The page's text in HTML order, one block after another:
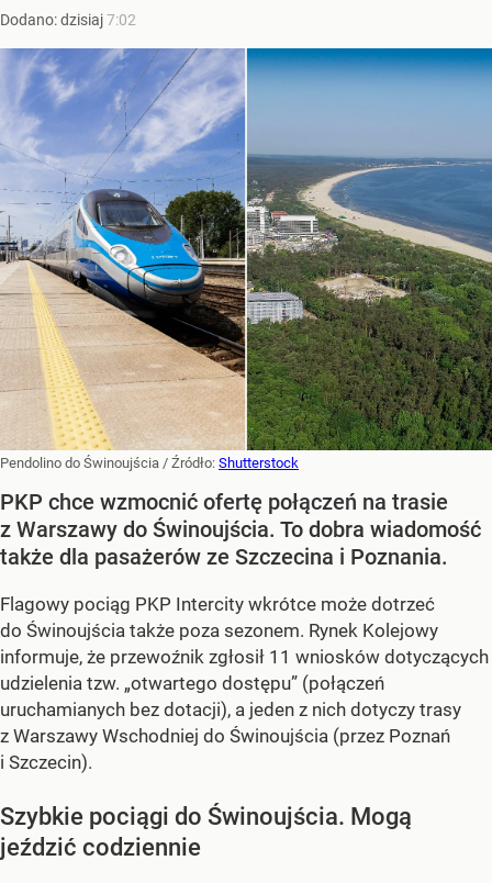
Dodano:dzisiaj7:02
Pendolino do Świnoujścia / Źródło: Shutterstock
PKP chce wzmocnić ofertę połączeń na trasie
z Warszawy do Świnoujścia. To dobra wiadomość
także dla pasażerów ze Szczecina i Poznania.
Flagowy pociąg PKP Intercity wkrótce może dotrzeć
do Świnoujścia także poza sezonem. Rynek Kolejowy
informuje, że przewoźnik zgłosił 11 wniosków dotyczących
udzielenia tzw. „otwartego dostępu” (połączeń
uruchamianych bez dotacji), a jeden z nich dotyczy trasy
z Warszawy Wschodniej do Świnoujścia (przez Poznań
i Szczecin).
Szybkie pociągi do Świnoujścia. Mogą
jeździć codziennie